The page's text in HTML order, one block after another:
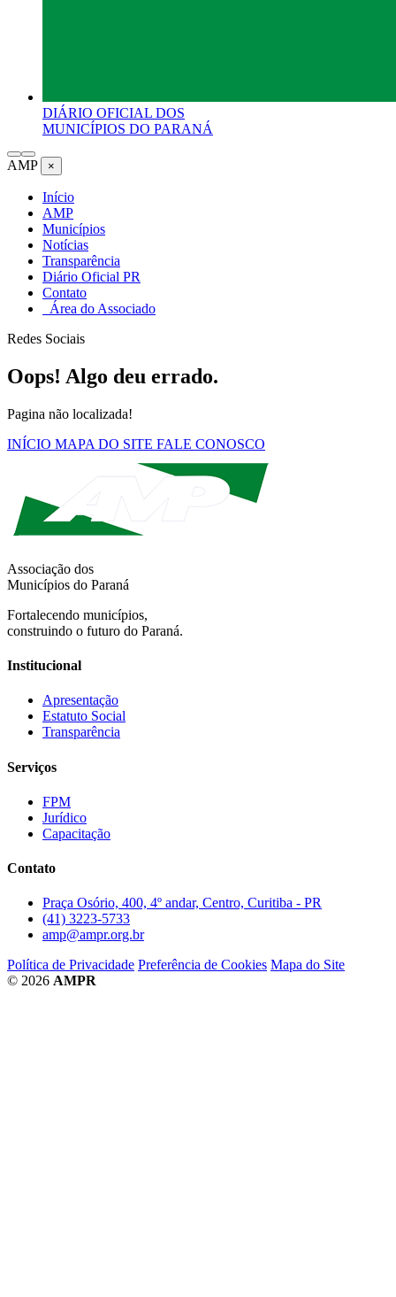
DIÁRIO OFICIAL DOS
MUNICÍPIOS DO PARANÁ
AMP ×
Início
AMP
Municípios
Notícias
Transparência
Diário Oficial PR
Contato
Área do Associado
Redes Sociais
Oops! Algo deu errado.
Pagina não localizada!
INÍCIO MAPA DO SITE FALE CONOSCO
Associação dos
Municípios do Paraná
Fortalecendo municípios,
construindo o futuro do Paraná.
Institucional
Apresentação
Estatuto Social
Transparência
Serviços
FPM
Jurídico
Capacitação
Contato
Praça Osório, 400, 4º andar, Centro, Curitiba - PR
(41) 3223-5733
amp@ampr.org.br
Política de Privacidade Preferência de Cookies Mapa do Site
© 2026 AMPR